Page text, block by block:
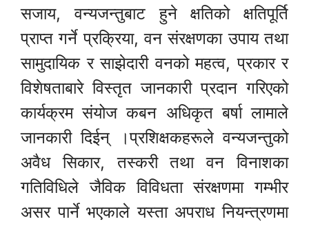
सजाय, वन्यजन्तुबाट हुने क्षतिको क्षतिपूर्ति
प्राप्त गर्ने प्रक्रिया, वन संरक्षणका उपाय तथा
सामुदायिक र साझेदारी वनको महत्व, प्रकार र
विशेषताबारे विस्तृत जानकारी प्रदान गरिएको
कार्यक्रम संयोज कबन अधिकृत बर्षा लामाले
जानकारी दिईन् ।प्रशिक्षकहरूले वन्यजन्तुको
अवैध सिकार, तस्करी तथा वन विनाशका
गतिविधिले जैविक विविधता संरक्षणमा गम्भीर
असर पार्ने भएकाले यस्ता अपराध नियन्त्रणमा